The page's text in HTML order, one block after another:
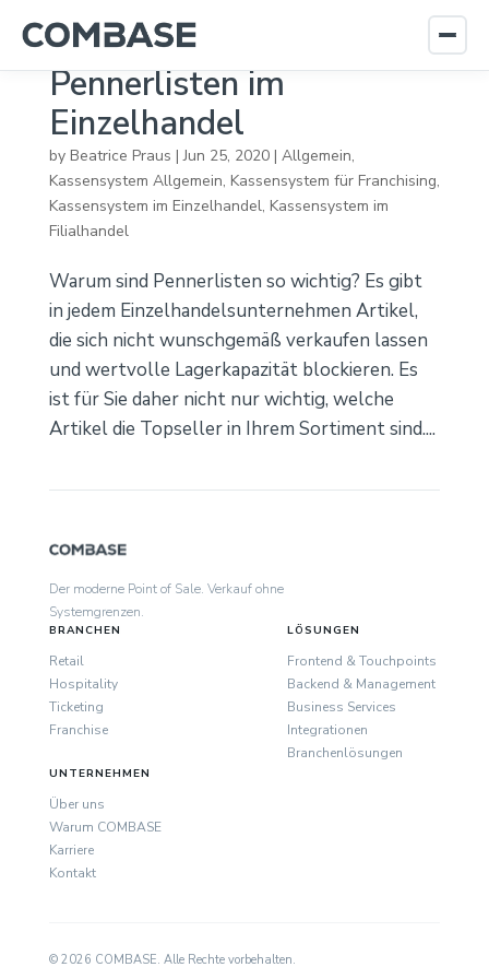
Pennerlisten im
Einzelhandel
by Beatrice Praus |Jun 25, 2020| Allgemein,
Kassensystem Allgemein, Kassensystem für Franchising,
Kassensystem im Einzelhandel, Kassensystem im
Filialhandel
Warum sind Pennerlisten so wichtig? Es gibt
in jedem Einzelhandelsunternehmen Artikel,
die sich nicht wunschgemäß verkaufen lassen
und wertvolle Lagerkapazität blockieren. Es
ist für Sie daher nicht nur wichtig, welche
Artikel die Topseller in Ihrem Sortiment sind....
Der moderne Point of Sale. Verkauf ohne
Systemgrenzen.
BRANCHEN
Retail
Hospitality
Ticketing
Franchise
LÖSUNGEN
Frontend & Touchpoints
Backend & Management
Business Services
Integrationen
Branchenlösungen
UNTERNEHMEN
Über uns
Warum COMBASE
Karriere
Kontakt
© 2026 COMBASE. Alle Rechte vorbehalten.